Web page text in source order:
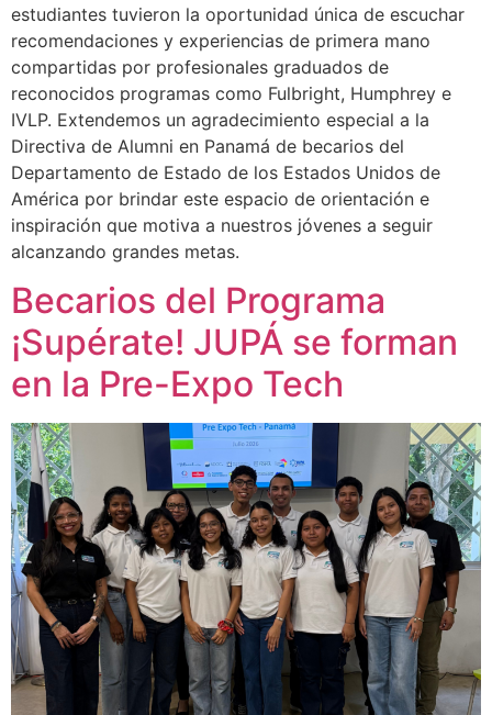
estudiantes tuvieron la oportunidad única de escuchar
recomendaciones y experiencias de primera mano
compartidas por profesionales graduados de
reconocidos programas como Fulbright, Humphrey e
IVLP. Extendemos un agradecimiento especial a la
Directiva de Alumni en Panamá de becarios del
Departamento de Estado de los Estados Unidos de
América por brindar este espacio de orientación e
inspiración que motiva a nuestros jóvenes a seguir
alcanzando grandes metas.
Becarios del Programa
¡Supérate! JUPÁ se forman
en la Pre-Expo Tech